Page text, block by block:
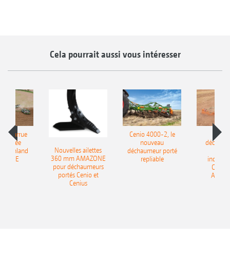
Cela pourrait aussi vous intéresser
charrue
portée
Onland
Nouvelles ailettes
360 mm AMAZONE
pour déchaumeurs
portés Cenio et
Cenius
Cenio 4000-2, le
nouveau
déchaumeur porté
repliable